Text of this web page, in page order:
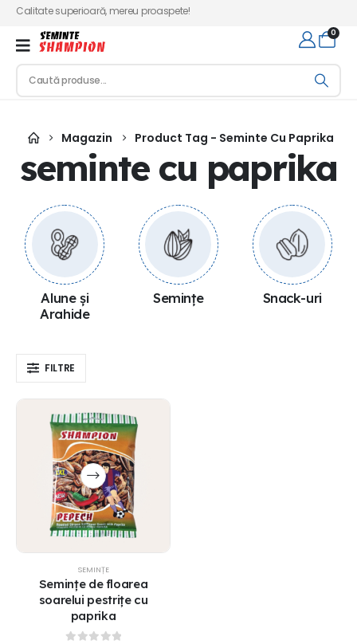
Calitate superioară, mereu proaspete!
0
Magazin Product Tag - Seminte Cu Paprika
seminte cu paprika
Alune și
Arahide
Semințe Snack-uri
FILTRE
SEMINȚE
Semințe de floarea
soarelui pestrițe cu
paprika